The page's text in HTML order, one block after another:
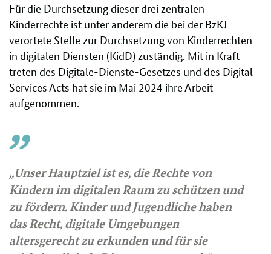
Für die Durchsetzung dieser drei zentralen
Kinderrechte ist unter anderem die bei der BzKJ
verortete Stelle zur Durchsetzung von Kinderrechten
in digitalen Diensten (KidD) zuständig. Mit in Kraft
treten des Digitale-Dienste-Gesetzes und des Digital
Services Acts hat sie im Mai 2024 ihre Arbeit
aufgenommen.
„Unser Hauptziel ist es, die Rechte von
Kindern im digitalen Raum zu schützen und
zu fördern. Kinder und Jugendliche haben
das Recht, digitale Umgebungen
altersgerecht zu erkunden und für sie